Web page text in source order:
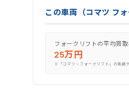
この車両（コマツ フ
フォークリフトの平均買
25万円
※「コマツ × フォークリフト」の実績